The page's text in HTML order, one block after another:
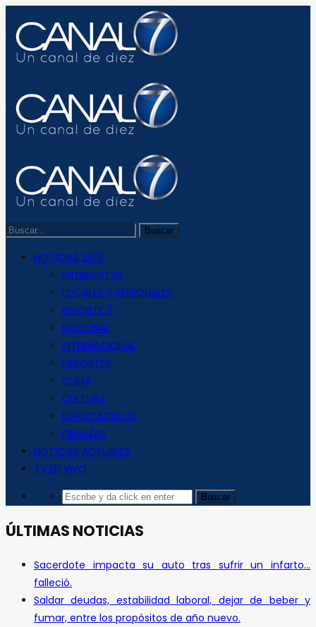
NOTICIAS 2019
ENTREVISTAS
LOCALES Y REGIONALES
REPORTE 7
NACIONAL
INTERNACIONAL
DEPORTES
CLIMA
CULTURA
ESPECTACULOS
FINANZAS
NOTICIAS ACTUALES
TV EN VIVO
ÚLTIMAS NOTICIAS
Sacerdote impacta su auto tras sufrir un infarto…
falleció.
Saldar deudas, estabilidad laboral, dejar de beber y
fumar, entre los propósitos de año nuevo.